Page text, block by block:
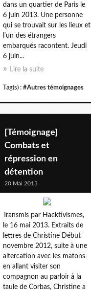
dans un quartier de Paris le
6 juin 2013. Une personne
qui se trouvait sur les lieux et
l'un des étrangers
embarqués racontent. Jeudi
6 juin...
Lire la suite
Tag(s) : #Autres témoignages
[Témoignage]
Combats et
répression en
détention
20 Mai 2013
Transmis par Hacktivismes,
le 16 mai 2013. Extraits de
lettres de Christine Début
novembre 2012, suite à une
altercation avec les matons
en allant visiter son
compagnon au parloir à la
taule de Corbas, Christine a